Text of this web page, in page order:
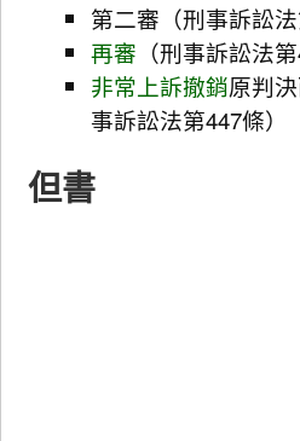
第二審（刑事訴訟法
再審 （刑事訴訟法第
非常上訴撤銷原判
事訴訟法第447條）
但書